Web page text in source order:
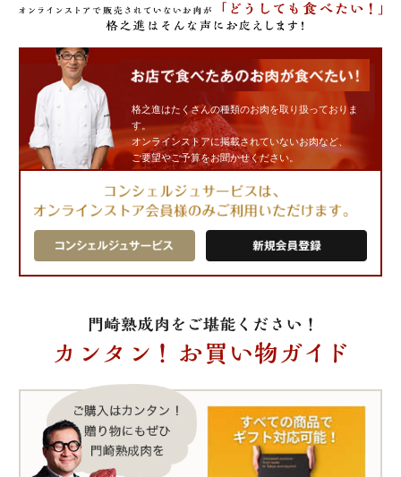
格之進はたくさんの種類のお肉を取り扱っておりま
す。
オンラインストアに掲載されていないお肉など、
ご要望やご予算をお聞かせください。